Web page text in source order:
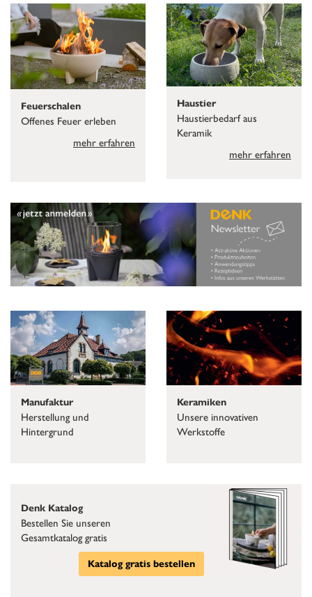
Feuerschalen
Offenes Feuer erleben
mehr erfahren
Haustier
Haustierbedarf aus
Keramik
mehr erfahren
Manufaktur
Herstellung und
Hintergrund
Keramiken
Unsere innovativen
Werkstoffe
Denk Katalog
Bestellen Sie unseren
Gesamtkatalog gratis
Katalog gratis bestellen